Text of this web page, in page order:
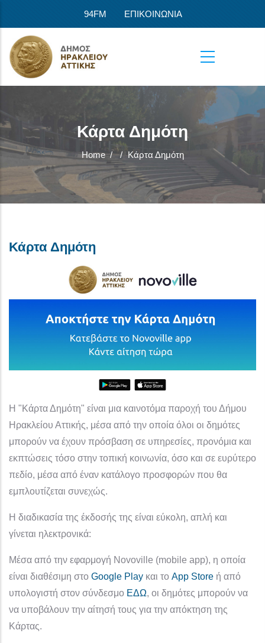
94FM ΕΠΙΚΟΙΝΩΝΙΑ
Κάρτα Δημότη
Home / / Κάρτα Δημότη
Κάρτα Δημότη
Η "Κάρτα Δημότη" είναι μια καινοτόμα παροχή του Δήμου
Ηρακλείου Αττικής, μέσα από την οποία όλοι οι δημότες
μπορούν να έχουν πρόσβαση σε υπηρεσίες, προνόμια και
εκπτώσεις τόσο στην τοπική κοινωνία, όσο και σε ευρύτερο
πεδίο, μέσα από έναν κατάλογο προσφορών που θα
εμπλουτίζεται συνεχώς.
Η διαδικασία της έκδοσής της είναι εύκολη, απλή και
γίνεται ηλεκτρονικά:
Μέσα από την εφαρμογή Novoville (mobile app), η οποία
είναι διαθέσιμη στο Google Play και το App Store ή από
υπολογιστή στον σύνδεσμο ΕΔΩ, οι δημότες μπορούν να
να υποβάλουν την αίτησή τους για την απόκτηση της
Κάρτας.